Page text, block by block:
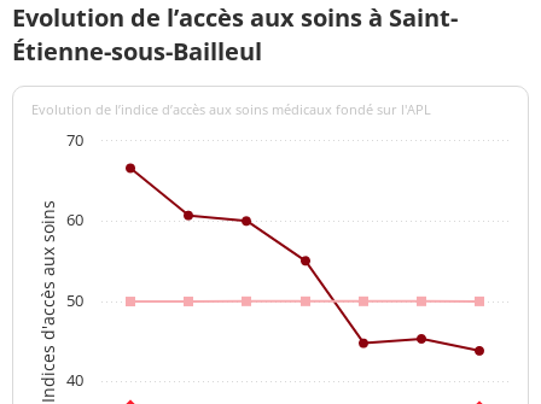
Evolution de l’accès aux soins à Saint-
Étienne-sous-Bailleul
Indices d'accès aux soins
Evolution de l’indice d’accès aux soins médicaux fondé sur l'APL
40
50
60
70